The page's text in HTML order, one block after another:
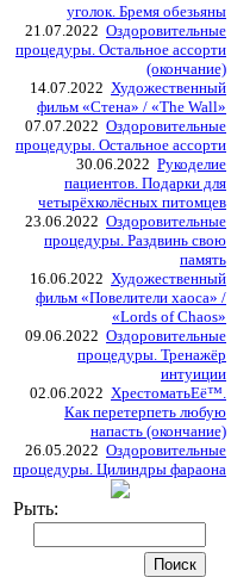
уголок. Бремя обезьяны
21.07.2022 Оздоровительные
процедуры. Остальное ассорти
(окончание)
14.07.2022 Художественный
фильм «Стена» / «The Wall»
07.07.2022 Оздоровительные
процедуры. Остальное ассорти
30.06.2022 Рукоделие
пациентов. Подарки для
четырёхколёсных питомцев
23.06.2022 Оздоровительные
процедуры. Раздвинь свою
память
16.06.2022 Художественный
фильм «Повелители хаоса» /
«Lords of Chaos»
09.06.2022 Оздоровительные
процедуры. Тренажёр
интуиции
02.06.2022 ХрестоматьЕё™.
Как перетерпеть любую
напасть (окончание)
26.05.2022 Оздоровительные
процедуры. Цилиндры фараона
Рыть: